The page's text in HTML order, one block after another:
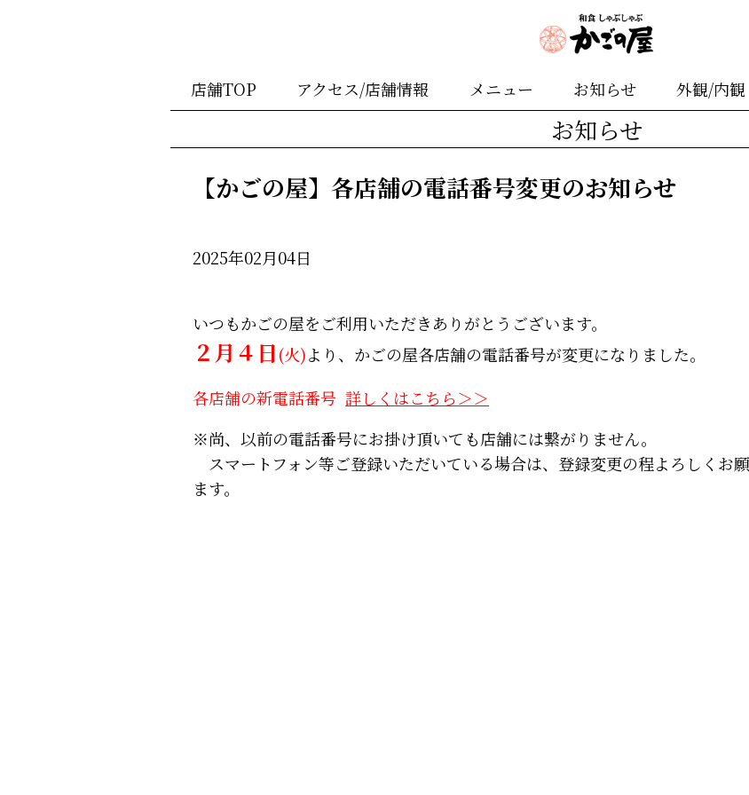
店舗TOP アクセス/店舗情報 メニュー お知らせ 外観/内観
お知らせ
【かごの屋】各店舗の電話番号変更のお知らせ
2025年02月04日
いつもかごの屋をご利用いただきありがとうございます。
２月４日(火)より、かごの屋各店舗の電話番号が変更になりました。
各店舗の新電話番号詳しくはこちら＞＞
※尚、以前の電話番号にお掛け頂いても店舗には繋がりません。
スマートフォン等ご登録いただいている場合は、登録変更の程よろしくお
ます。